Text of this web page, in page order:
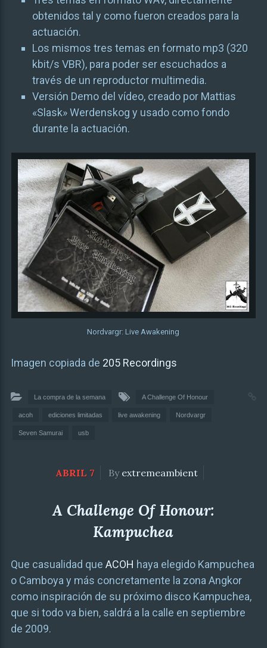
obtenidos tal y como fueron creados para la
actuación.
Los mismos tres temas en formato mp3 (320
kbit/s VBR), para poder ser escuchados a
través de un reproductor multimedia.
Versión Demo del vídeo, creado por Mattias
«Slask» Werdenskog y usado como fondo
durante la actuación.
Nordvargr: Live Awakening
Imagen copiada de 205 Recordings
La compra de la semana A Challenge Of Honour
acoh ediciones limitadas live awakening Nordvargr
Seven Samurai usb
ABRIL 7 By extremeambient
A Challenge Of Honour:
Kampuchea
Que casualidad que ACOH haya elegido Kampuchea
o Camboya y más concretamente la zona Angkor
como inspiración de su próximo disco Kampuchea,
que si todo va bien, saldrá a la calle en septiembre
de 2009.